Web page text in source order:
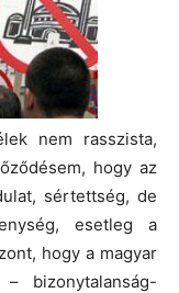
nem rasszista,
hogy az
sértettség, de
esetleg a
hogy a magyar
bizonytalanság-